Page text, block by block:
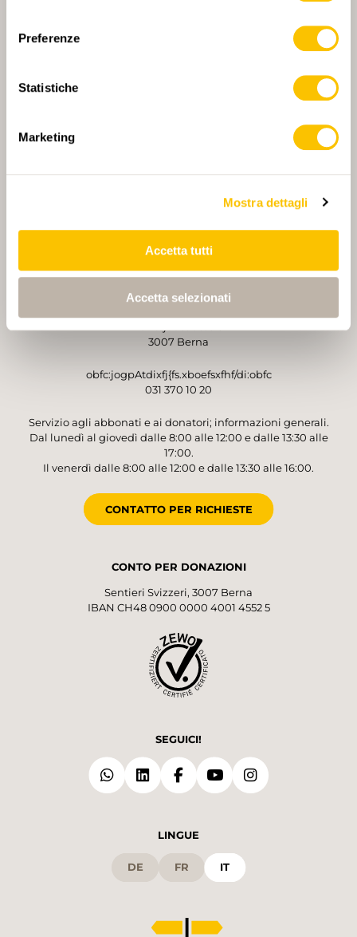
Preferenze
Statistiche
Marketing
Mostra dettagli
Accetta tutti
Accetta selezionati
PARTNER
3007 Berna
obfc:jogpAtdixfj{fs.xboefsxfhf/di:obfc
031 370 10 20
Servizio agli abbonati e ai donatori; informazioni generali.
Dal lunedì al giovedì dalle 8:00 alle 12:00 e dalle 13:30 alle
17:00.
Il venerdì dalle 8:00 alle 12:00 e dalle 13:30 alle 16:00.
CONTATTO PER RICHIESTE
CONTO PER DONAZIONI
Sentieri Svizzeri, 3007 Berna
IBAN CH48 0900 0000 4001 4552 5
SEGUICI!
LINGUE
DE FR IT